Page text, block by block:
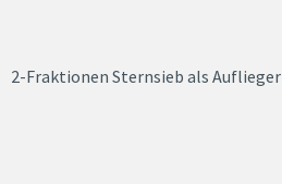
2-Fraktionen Sternsieb als Auflieger